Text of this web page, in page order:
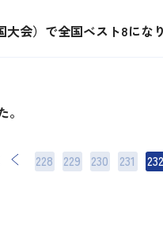
会）で全国ベスト8にな
228 229 230 231 232